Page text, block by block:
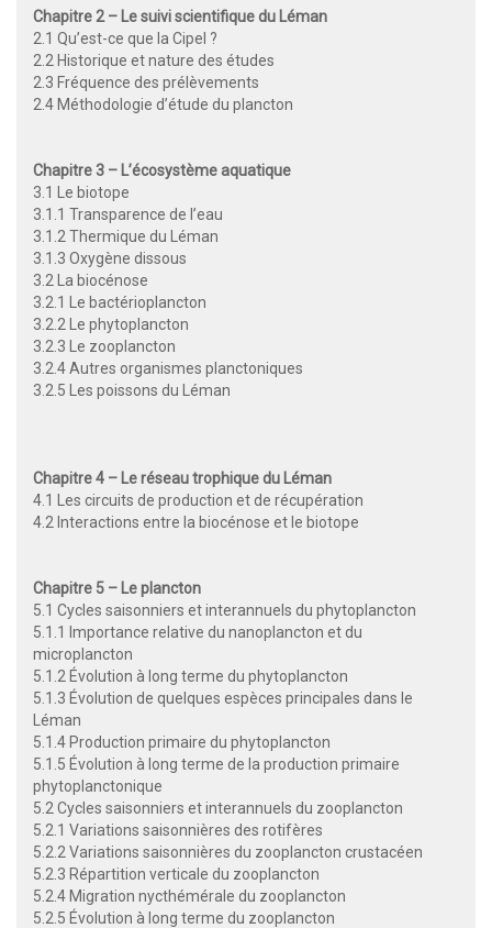
Chapitre 2 – Le suivi scientifique du Léman
2.1 Qu’est-ce que la Cipel ?
2.2 Historique et nature des études
2.3 Fréquence des prélèvements
2.4 Méthodologie d’étude du plancton
Chapitre 3 – L’écosystème aquatique
3.1 Le biotope
3.1.1 Transparence de l’eau
3.1.2 Thermique du Léman
3.1.3 Oxygène dissous
3.2 La biocénose
3.2.1 Le bactérioplancton
3.2.2 Le phytoplancton
3.2.3 Le zooplancton
3.2.4 Autres organismes planctoniques
3.2.5 Les poissons du Léman
Chapitre 4 – Le réseau trophique du Léman
4.1 Les circuits de production et de récupération
4.2 Interactions entre la biocénose et le biotope
Chapitre 5 – Le plancton
5.1 Cycles saisonniers et interannuels du phytoplancton
5.1.1 Importance relative du nanoplancton et du
microplancton
5.1.2 Évolution à long terme du phytoplancton
5.1.3 Évolution de quelques espèces principales dans le
Léman
5.1.4 Production primaire du phytoplancton
5.1.5 Évolution à long terme de la production primaire
phytoplanctonique
5.2 Cycles saisonniers et interannuels du zooplancton
5.2.1 Variations saisonnières des rotifères
5.2.2 Variations saisonnières du zooplancton crustacéen
5.2.3 Répartition verticale du zooplancton
5.2.4 Migration nycthémérale du zooplancton
5.2.5 Évolution à long terme du zooplancton